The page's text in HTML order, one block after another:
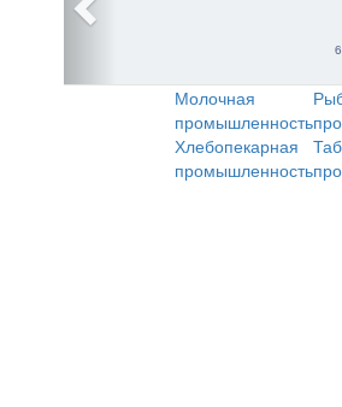
Молочная
промышленность
Хлебопекарная
промышленность